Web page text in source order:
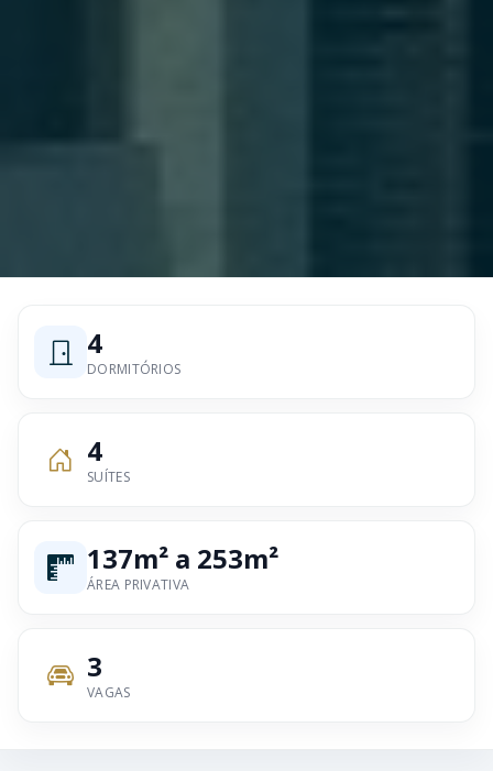
4
DORMITÓRIOS
4
SUÍTES
137m² a 253m²
ÁREA PRIVATIVA
3
VAGAS